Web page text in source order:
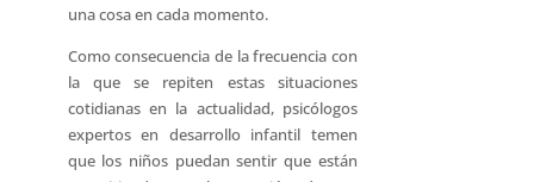
una cosa en cada momento.
Como consecuencia de la frecuencia con
la que se repiten estas situaciones
cotidianas en la actualidad, psicólogos
expertos en desarrollo infantil temen
que los niños puedan sentir que están